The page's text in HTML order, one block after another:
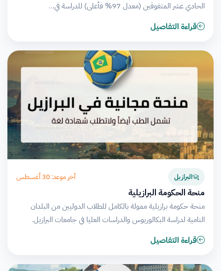
الحادي عشر المتفوقين (معدل 97% فأعلى) للدراسة في…
قراءة التفاصيل
البرازيل آخر موعد: 30 أغسطس
منحة الحكومة البرازيلية
منحة حكومة برازيلية ممولة بالكامل للطلاب الدوليين من البلدان
النامية لدراسة البكالوريوس والدراسات العليا في جامعات البرازيل.
قراءة التفاصيل